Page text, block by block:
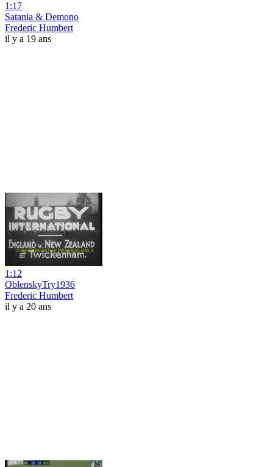
1:17
Satania & Demono
Frederic Humbert
il y a 19 ans
1:12
OblenskyTry1936
Frederic Humbert
il y a 20 ans